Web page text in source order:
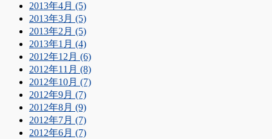
2013年4月 (5)
2013年3月 (5)
2013年2月 (5)
2013年1月 (4)
2012年12月 (6)
2012年11月 (8)
2012年10月 (7)
2012年9月 (7)
2012年8月 (9)
2012年7月 (7)
2012年6月 (7)